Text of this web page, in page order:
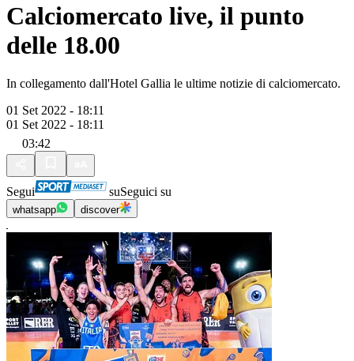
Calciomercato live, il punto
delle 18.00
In collegamento dall'Hotel Gallia le ultime notizie di calciomercato.
01 Set 2022 - 18:11
01 Set 2022 - 18:11
03:42
Segui suSeguici su
whatsapp discover